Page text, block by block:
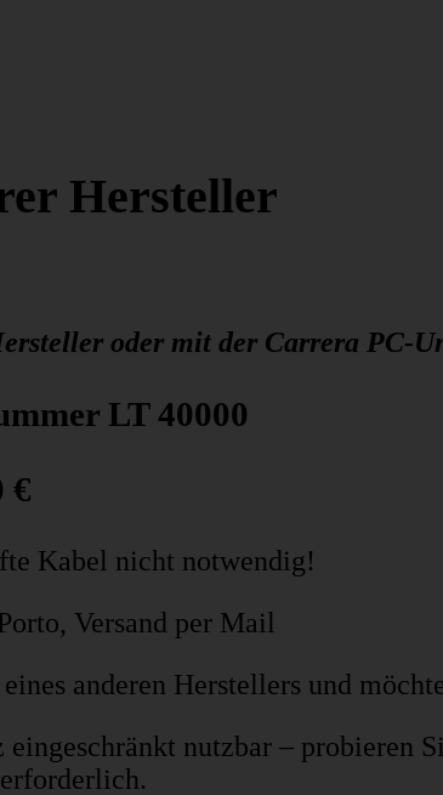
Hersteller
oder mit der Carrera PC-
LT 40000
€
Kabel nicht notwendig!
Versand per Mail
anderen Herstellers und
nutzbar – probieren